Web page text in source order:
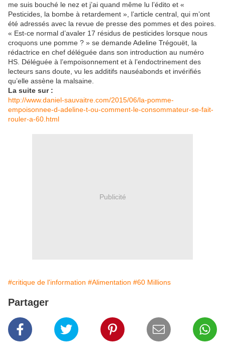
me suis bouché le nez et j’ai quand même lu l’édito et «
Pesticides, la bombe à retardement », l’article central, qui m’ont
été adressés avec la revue de presse des pommes et des poires.
« Est-ce normal d’avaler 17 résidus de pesticides lorsque nous
croquons une pomme ? » se demande Adeline Trégouët, la
rédactrice en chef déléguée dans son introduction au numéro
HS. Déléguée à l’empoisonnement et à l’endoctrinement des
lecteurs sans doute, vu les additifs nauséabonds et invérifiés
qu’elle assène la malsaine.
La suite sur :
http://www.daniel-sauvaitre.com/2015/06/la-pomme-
empoisonnee-d-adeline-t-ou-comment-le-consommateur-se-fait-
rouler-a-60.html
Publicité
#critique de l'information #Alimentation #60 Millions
Partager